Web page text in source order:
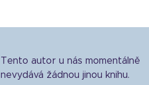
Tento autor u nás momentálně
nevydává žádnou jinou knihu.